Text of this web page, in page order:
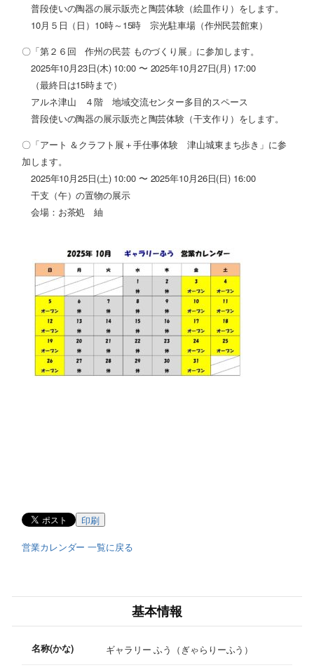
普段使いの陶器の展示販売と陶芸体験（絵皿作り）をします。
10月５日（日）10時～15時 宗光駐車場（作州民芸館東）
〇「第２６回 作州の民芸 ものづくり展」に参加します。
2025年10月23日(木) 10:00 〜 2025年10月27日(月) 17:00
（最終日は15時まで）
アルネ津山 ４階 地域交流センター多目的スペース
普段使いの陶器の展示販売と陶芸体験（干支作り）をします。
〇「アート ＆クラフト展＋手仕事体験 津山城東まち歩き」に参
加します。
2025年10月25日(土) 10:00 〜 2025年10月26日(日) 16:00
干支（午）の置物の展示
会場：お茶処 紬
印刷
営業カレンダー 一覧に戻る
基本情報
名称(かな) ギャラリー ふう（ぎゃらりーふう）